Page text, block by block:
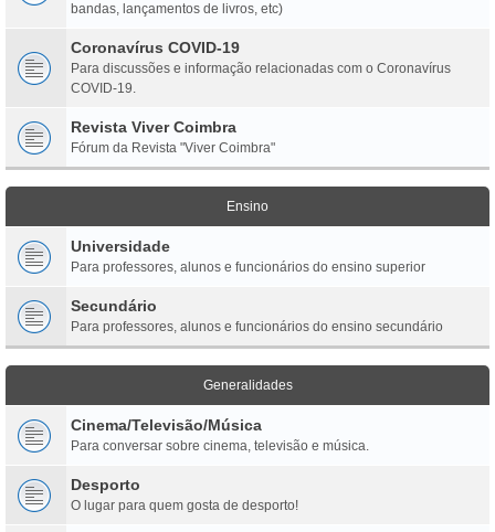
bandas, lançamentos de livros, etc)
Coronavírus COVID-19
Para discussões e informação relacionadas com o Coronavírus
COVID-19.
Revista Viver Coimbra
Fórum da Revista "Viver Coimbra"
Ensino
Universidade
Para professores, alunos e funcionários do ensino superior
Secundário
Para professores, alunos e funcionários do ensino secundário
Generalidades
Cinema/Televisão/Música
Para conversar sobre cinema, televisão e música.
Desporto
O lugar para quem gosta de desporto!